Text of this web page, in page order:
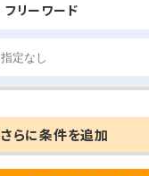
フリーワード
さらに条件を追加